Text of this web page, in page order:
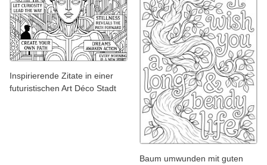
Inspirierende Zitate in einer
futuristischen Art Déco Stadt
Baum umwunden mit guten